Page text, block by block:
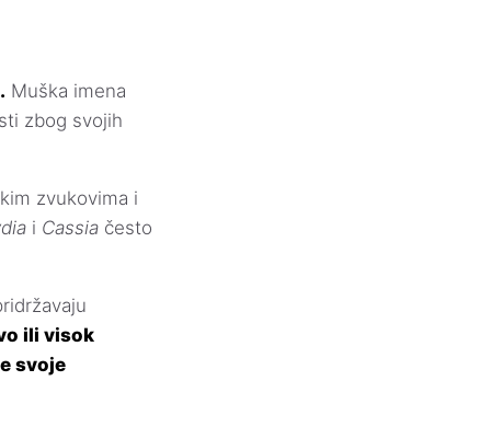
Muška imena
zbog svojih
zvukovima i
i Cassia često
ili visok
svoje